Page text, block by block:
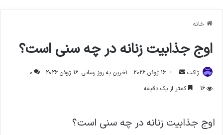
خانه
اوج جذابیت زنانه در چه سنی است؟
ژاکت
ارسال
ایمیل
16 ژوئن 2026 آخرین به روز رسانی: 16 ژوئن 2026
0
16
کمتر از یک دقیقه
اوج جذابیت زنانه در چه سنی است؟